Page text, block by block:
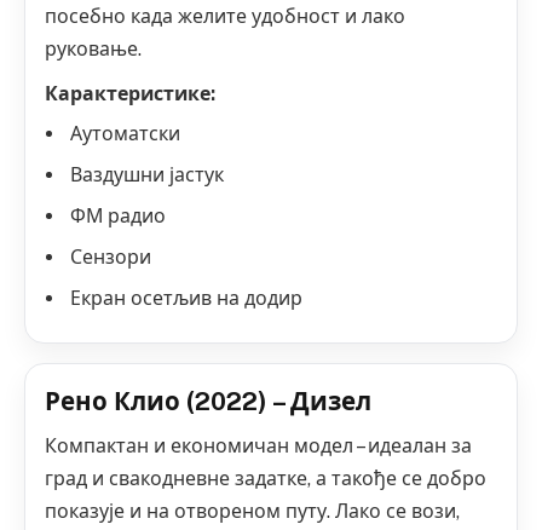
посебно када желите удобност и лако
руковање.
Карактеристике:
Аутоматски
Ваздушни јастук
ФМ радио
Сензори
Екран осетљив на додир
Рено Клио (2022) – Дизел
Компактан и економичан модел – идеалан за
град и свакодневне задатке, а такође се добро
показује и на отвореном путу. Лако се вози,